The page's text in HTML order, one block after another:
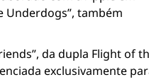
Underdogs”, também
da dupla Flight of
exclusivamente